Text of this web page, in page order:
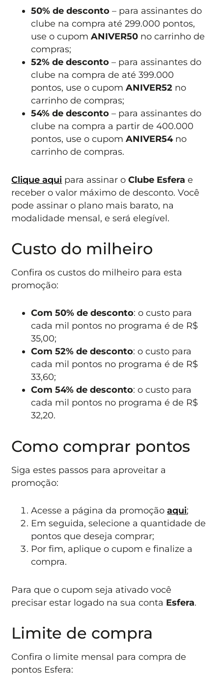
50% de desconto – para assinantes do
clube na compra até 299.000 pontos,
use o cupomANIVER50 no carrinho de
compras;
52% de desconto – para assinantes do
clube na compra de até 399.000
pontos, use o cupomANIVER52 no
carrinho de compras;
54% de desconto – para assinantes do
clube na compra a partir de 400.000
pontos, use o cupomANIVER54no
carrinho de compras.
Clique aqui para assinar oClube Esfera e
receber o valor máximo de desconto. Você
pode assinar o plano mais barato, na
modalidade mensal, e será elegível.
Custo do milheiro
Confira os custos do milheiro para esta
promoção:
Com 50% de desconto: o custo para
cada mil pontos no programa é de R$
35,00;
Com 52% de desconto: o custo para
cada mil pontos no programa é de R$
33,60;
Com 54% de desconto: o custo para
cada mil pontos no programa é de R$
32,20.
Como comprar pontos
Siga estes passos para aproveitar a
promoção:
Acesse a página da promoçãoaqui;
Em seguida, selecione a quantidade de
pontos que deseja comprar;
Por fim, aplique o cupom e finalize a
compra.
Para que o cupom seja ativado você
precisar estar logado na sua conta Esfera.
Limite de compra
Confira o limite mensal para compra de
pontos Esfera: